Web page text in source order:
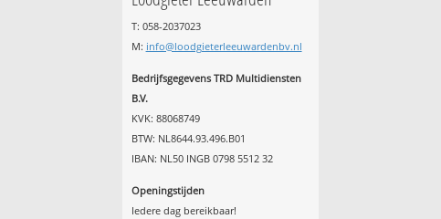
T: 058-2037023
M: info@loodgieterleeuwardenbv.nl
Bedrijfsgegevens TRD Multidiensten
B.V.
KVK: 88068749
BTW: NL8644.93.496.B01
IBAN: NL50 INGB 0798 5512 32
Openingstijden
Iedere dag bereikbaar!